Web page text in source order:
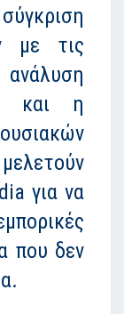
με τις
και η
για να
που δεν